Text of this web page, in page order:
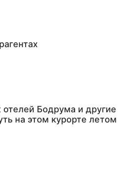
Бодрума и другие
на этом курорте летом